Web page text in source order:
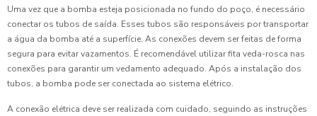
Uma vez que a bomba esteja posicionada no fundo do poço, é necessário
conectar os tubos de saída. Esses tubos são responsáveis por transportar
a água da bomba até a superfície. As conexões devem ser feitas de forma
segura para evitar vazamentos. É recomendável utilizar fita veda-rosca nas
conexões para garantir um vedamento adequado. Após a instalação dos
tubos, a bomba pode ser conectada ao sistema elétrico.
A conexão elétrica deve ser realizada com cuidado, seguindo as instruções